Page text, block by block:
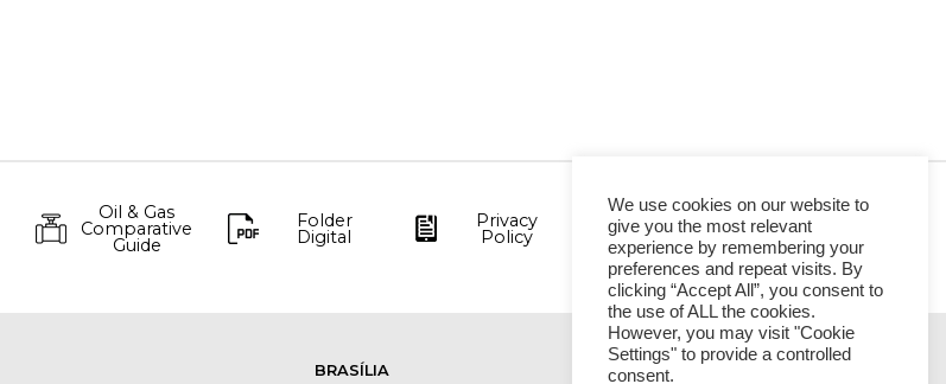
Oil & Gas
Comparative
Guide
Folder
Digital
Privacy
Policy
BRASÍLIA
We use cookies on our website to
give you the most relevant
experience by remembering your
preferences and repeat visits. By
clicking “Accept All”, you consent to
the use of ALL the cookies.
However, you may visit "Cookie
Settings" to provide a controlled
consent.